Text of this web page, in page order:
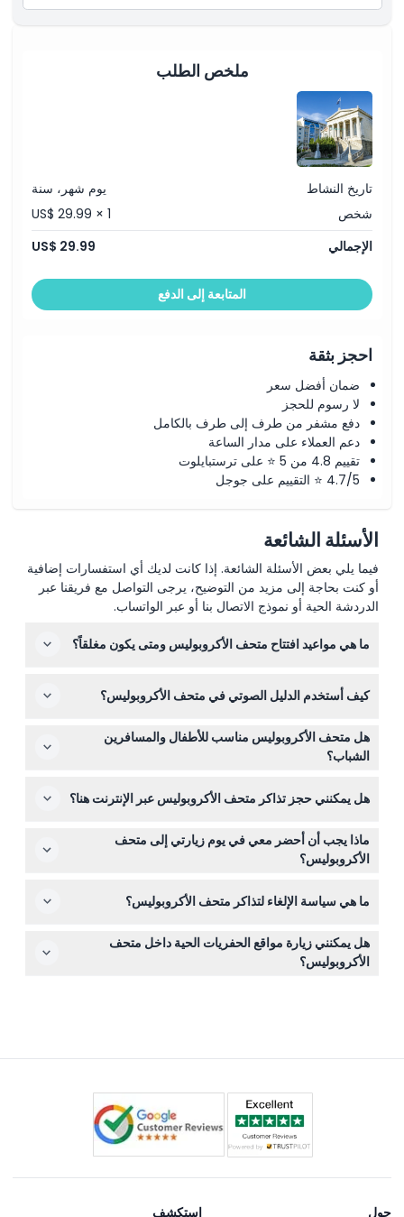
ملخص الطلب
تاريخ النشاط
يوم شهر، سنة
شخص
US$ 29.99 × 1
الإجمالي
US$ 29.99
المتابعة إلى الدفع
احجز بثقة
ضمان أفضل سعر
لا رسوم للحجز
دفع مشفر من طرف إلى طرف بالكامل
دعم العملاء على مدار الساعة
تقييم 4.8 من 5 ⭐ على ترستبايلوت
4.7/5 ⭐ التقييم على جوجل
الأسئلة الشائعة
فيما يلي بعض الأسئلة الشائعة. إذا كانت لديك أي استفسارات إضافية
أو كنت بحاجة إلى مزيد من التوضيح، يرجى التواصل مع فريقنا عبر
الدردشة الحية أو نموذج الاتصال بنا أو عبر الواتساب.
ما هي مواعيد افتتاح متحف الأكروبوليس ومتى يكون مغلقاً؟
الإغلاق حسب اليوم والموسم، بما في ذلك ساعات متأخرة أيام
و26 ديسمبر (قد تتغير هذه المواعيد - يرجى التأكد عند الحجز).
كيف أستخدم الدليل الصوتي في متحف الأكروبوليس؟
بعد الحجز عبر الإنترنت على هذا الموقع، ستتلقى تعليمات
لتحميل دليل صوتي متعدد اللغات مجاناً على قسيمتك، مما يتيح
لك استكشاف المعروضات بالوتيرة التي تناسبك.
هل متحف الأكروبوليس مناسب للأطفال والمسافرين
الشباب؟
يدخلون مجاناً ولكن يجب عليهم فتح تذكرة دخول في الموقع مع
هل يمكنني حجز تذاكر متحف الأكروبوليس عبر الإنترنت هنا؟
نعم، يمكنك حجز تذكرة الدخول مع الدليل الصوتي المرفق
مباشرة عبر الإنترنت لزيارة سلسة وخالية من المتاعب.
ماذا يجب أن أحضر معي في يوم زيارتي إلى متحف
الأكروبوليس؟
الاتحاد الأوروبي تحت 26 سنة)، وأحذية مريحة للتجول في
تحميله وفقاً لقسيمة الحجز.
ما هي سياسة الإلغاء لتذاكر متحف الأكروبوليس؟
سياسات الإلغاء قد تختلف، لذا يرجى مراجعة الشروط المحددة
أثناء عملية الحجز عبر الإنترنت هنا للحصول على تفاصيل محدثة.
هل يمكنني زيارة مواقع الحفريات الحية داخل متحف
الأكروبوليس؟
حول استكشف